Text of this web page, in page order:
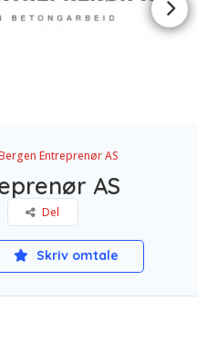
Entreprenør AS
AS
Del
Skriv omtale